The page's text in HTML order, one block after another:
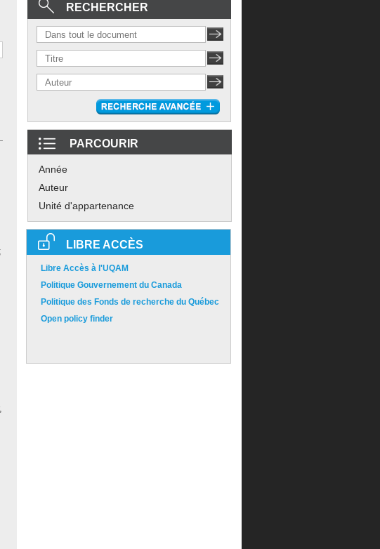
;
RECHERCHER
PARCOURIR
Année
Auteur
Unité d'appartenance
LIBRE ACCÈS
Libre Accès à l'UQAM
Politique Gouvernement du Canada
Politique des Fonds de recherche du Québec
Open policy finder